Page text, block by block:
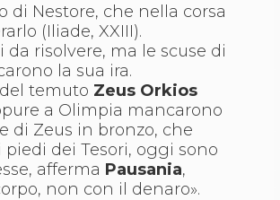
di Nestore, che nella corsa
(Iliade, XXIII).
risolvere, ma le scuse di
la sua ira.
temuto Zeus Orkios
a Olimpia mancarono
di Zeus in bronzo, che
dei Tesori, oggi sono
afferma Pausania,
non con il denaro».